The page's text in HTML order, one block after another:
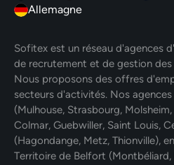
Allemagne
Sofitex est un réseau d'agences
de recrutement et de gestion des
Nous proposons des offres
secteurs d'activités. Nos
(Mulhouse, Strasbourg,
Colmar, Guebwiller, Saint Louis,
(Hagondange, Metz, Thionville),
Territoire de Belfort (Montbéliard,